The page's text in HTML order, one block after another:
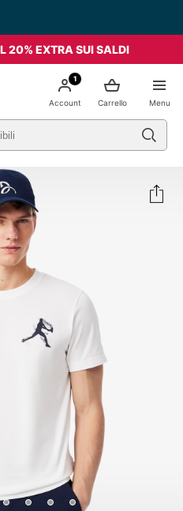
20% EXTRA SUI SALDI
Menu
Carrello
1
Account